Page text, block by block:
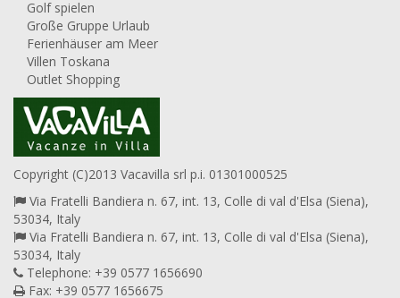
Golf spielen
Große Gruppe Urlaub
Ferienhäuser am Meer
Villen Toskana
Outlet Shopping
Copyright (C)2013 Vacavilla srl p.i. 01301000525
Via Fratelli Bandiera n. 67, int. 13, Colle di val d'Elsa (Siena),
53034, Italy
Via Fratelli Bandiera n. 67, int. 13, Colle di val d'Elsa (Siena),
53034, Italy
Telephone: +39 0577 1656690
Fax: +39 0577 1656675